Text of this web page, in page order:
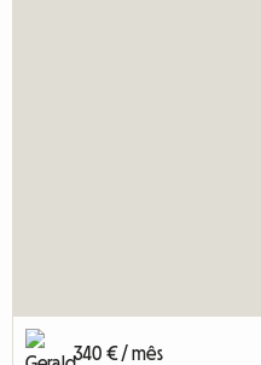
340 € / mês